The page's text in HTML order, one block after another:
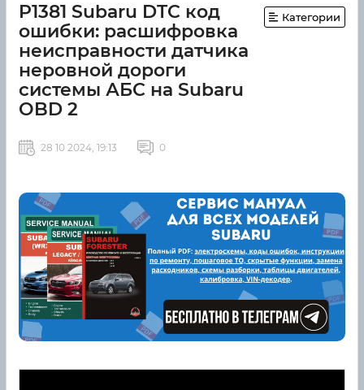
P1381 Subaru DTC код
ошибки: расшифровка
неисправности датчика
неровной дороги
системы АБС на Subaru
OBD 2
Категории
28 10 2024, 19:13 0